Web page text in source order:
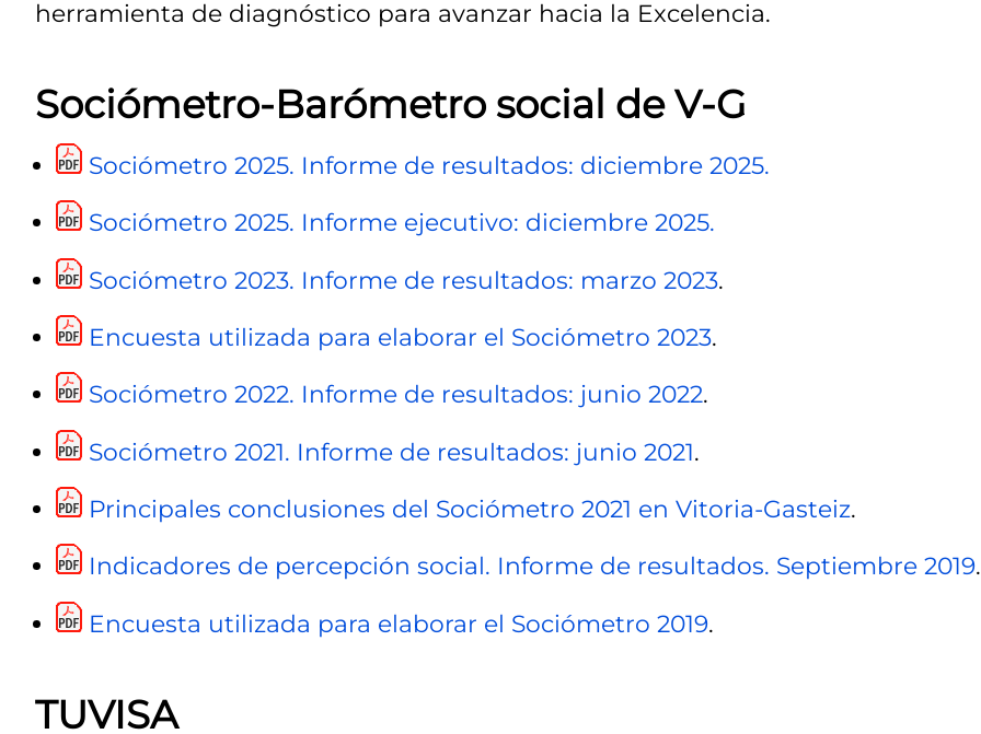
herramienta de diagnóstico para avanzar hacia la Excelencia.
Sociómetro-Barómetro social de V-G
Sociómetro 2025. Informe de resultados: diciembre 2025.
Sociómetro 2025. Informe ejecutivo: diciembre 2025.
Sociómetro 2023. Informe de resultados: marzo 2023.
Encuesta utilizada para elaborar el Sociómetro 2023.
Sociómetro 2022. Informe de resultados: junio 2022.
Sociómetro 2021. Informe de resultados: junio 2021.
Principales conclusiones del Sociómetro 2021 en Vitoria-Gasteiz.
Indicadores de percepción social. Informe de resultados. Septiembre 2019.
Encuesta utilizada para elaborar el Sociómetro 2019.
TUVISA